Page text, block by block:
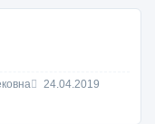
24.04.2019